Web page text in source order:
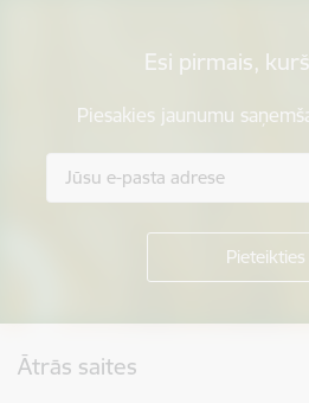
Esi pirmais,
Piesakies jaunumu
Ātrās saites